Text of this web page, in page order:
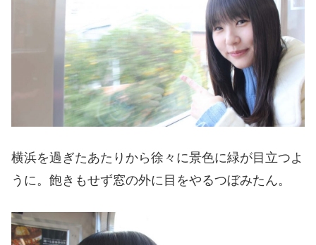
横浜を過ぎたあたりから徐々に景色に緑が目立つよ
うに。飽きもせず窓の外に目をやるつぼみたん。